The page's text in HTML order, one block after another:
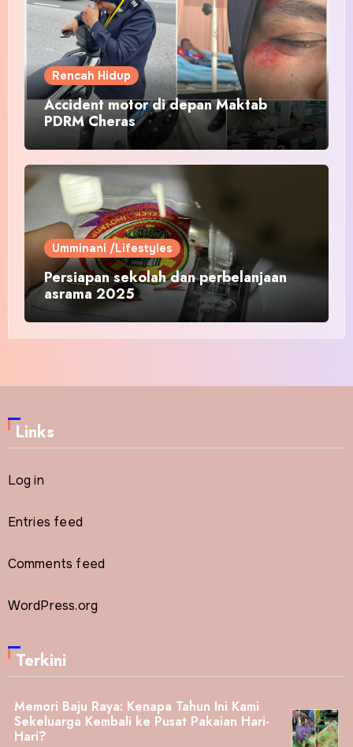
Rencah Hidup
Accident motor di depan Maktab
PDRM Cheras
Umminani /Lifestyles
Persiapan sekolah dan perbelanjaan
asrama 2025
Links
Log in
Entries feed
Comments feed
WordPress.org
Terkini
Memori Baju Raya: Kenapa Tahun Ini Kami
Sekeluarga Kembali ke Pusat Pakaian Hari-
Hari?